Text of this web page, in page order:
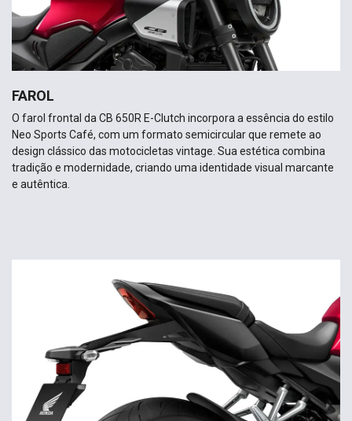
FAROL
O farol frontal da CB 650R E-Clutch incorpora a essência do estilo
Neo Sports Café, com um formato semicircular que remete ao
design clássico das motocicletas vintage. Sua estética combina
tradição e modernidade, criando uma identidade visual marcante
e autêntica.